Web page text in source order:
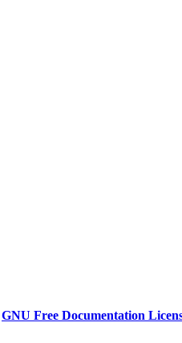
GNU Free Documentation